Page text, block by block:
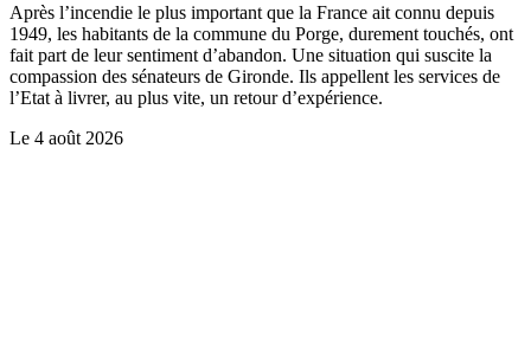
Après l’incendie le plus important que la France ait connu depuis
1949, les habitants de la commune du Porge, durement touchés, ont
fait part de leur sentiment d’abandon. Une situation qui suscite la
compassion des sénateurs de Gironde. Ils appellent les services de
l’Etat à livrer, au plus vite, un retour d’expérience.
Le 4 août 2026